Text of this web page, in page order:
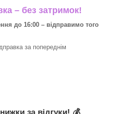
– без затримок!
до 16:00 – відправимо того
за попереднім